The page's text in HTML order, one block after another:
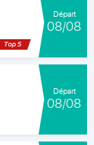
Départ
08/08
Départ
08/08